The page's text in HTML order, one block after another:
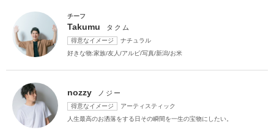
チーフ
Takumu タクム
得意なイメージ
ナチュラル
好きな物:家族/友人/アルビ/写真/新潟/お米
nozzy ノジー
得意なイメージ
アーティスティック
人生最高のお洒落をする日その瞬間を一生の宝物にしたい。